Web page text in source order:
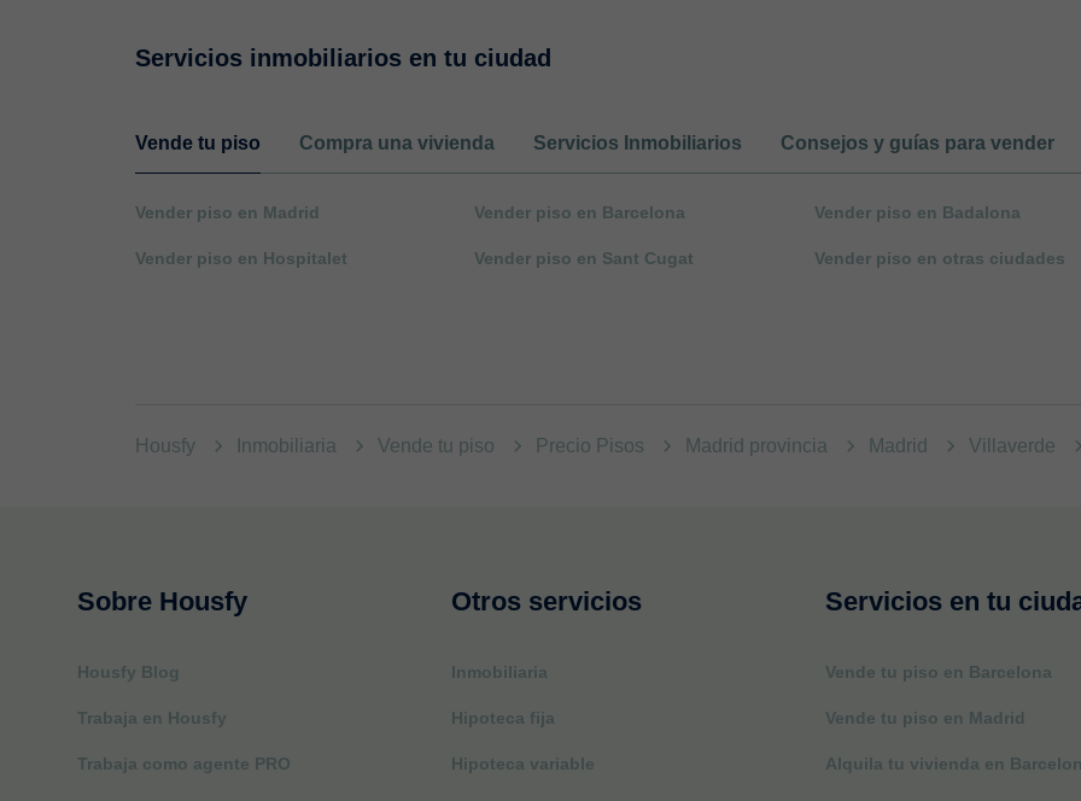
Servicios inmobiliarios en tu ciudad
Vende tu piso Compra una vivienda Servicios Inmobiliarios Consejos y guías para vender
Vender piso en Madrid Vender piso en Barcelona Vender piso en Badalona
Vender piso en Hospitalet Vender piso en Sant Cugat Vender piso en otras ciudades
Housfy Inmobiliaria Vende tu piso Precio Pisos Madrid provincia Madrid Villaverde
Sobre Housfy
Housfy Blog
Trabaja en Housfy
Trabaja como agente PRO
Otros servicios
Inmobiliaria
Hipoteca fija
Hipoteca variable
Servicios en tu
Vende tu piso en Barcelona
Vende tu piso en Madrid
Alquila tu vivienda en